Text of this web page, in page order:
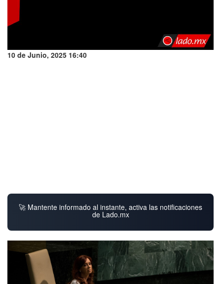
10 de Junio, 2025 16:40
🚀 Mantente informado al instante, activa las notificaciones
de Lado.mx